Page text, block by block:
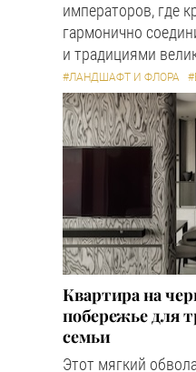
императоров, где
гармонично
и традициями
#ЛАНДШАФТ И ФЛОРА
Квартира на
побережье для
семьи
Этот мягкий